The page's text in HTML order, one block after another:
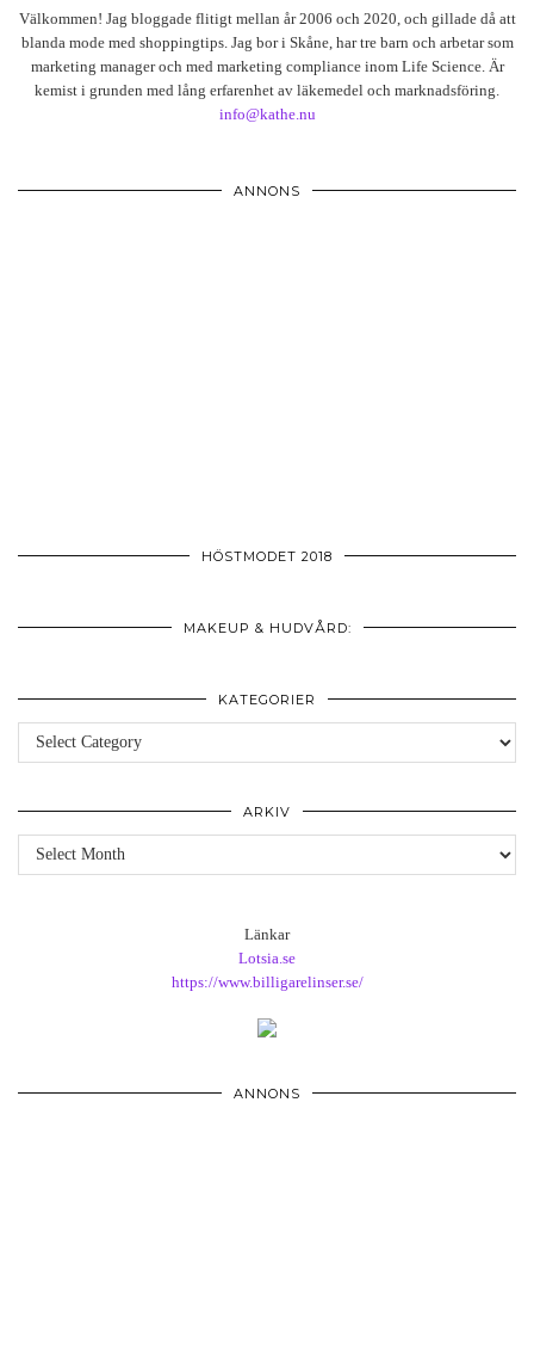
Välkommen! Jag bloggade flitigt mellan år 2006 och 2020, och gillade då att
blanda mode med shoppingtips. Jag bor i Skåne, har tre barn och arbetar som
marketing manager och med marketing compliance inom Life Science. Är
kemist i grunden med lång erfarenhet av läkemedel och marknadsföring.
info@kathe.nu
ANNONS
HÖSTMODET 2018
MAKEUP & HUDVÅRD:
KATEGORIER
Kategorier
ARKIV
Arkiv
Länkar
Lotsia.se
https://www.billigarelinser.se/
ANNONS